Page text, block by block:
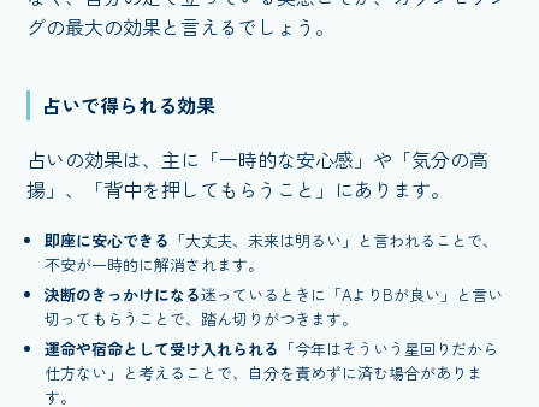
グの最大の効果と言えるでしょう。
占いで得られる効果
占いの効果は、主に「一時的な安心感」や「気分の高
揚」、「背中を押してもらうこと」にあります。
即座に安心できる 「大丈夫、未来は明るい」と言われることで、
不安が一時的に解消されます。
決断のきっかけになる迷っているときに「AよりBが良い」と言い
切ってもらうことで、踏ん切りがつきます。
運命や宿命として受け入れられる 「今年はそういう星回りだから
仕方ない」と考えることで、自分を責めずに済む場合がありま
す。